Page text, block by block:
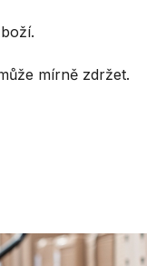
mírně zdržet.